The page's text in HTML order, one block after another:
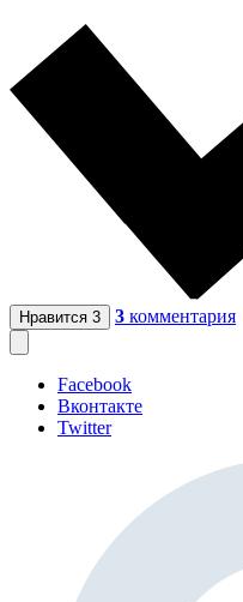
Нравится 3 3 комментария
Facebook
Вконтакте
Twitter